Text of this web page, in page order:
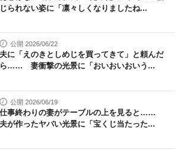
じられない姿に「凛々しくなりましたね...
公開 2026/06/22
夫に「えのきとしめじを買ってきて」と頼んだ
ら…… 妻衝撃の光景に「おいおいおいう...
公開 2026/06/19
仕事終わりの妻がテーブルの上を見ると……
夫が作ったヤバい光景に「宝くじ当たった...